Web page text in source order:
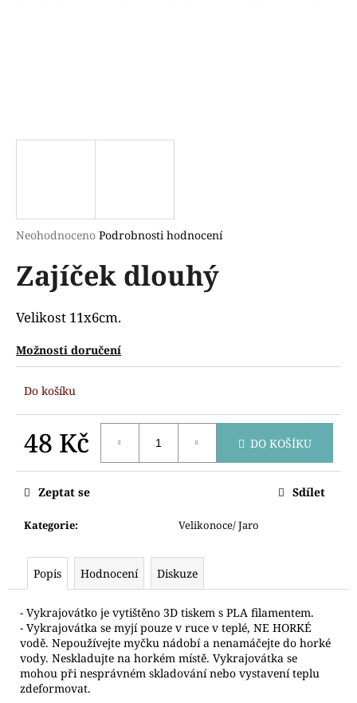
Průměrné
produktu
je
z
5
Neohodnoceno Podrobnosti hodnocení
Zajíček dlouhý
Velikost 11x6cm.
Možnosti doručení
Do košíku
48 Kč DO KOŠÍKU
Kategorie: Velikonoce/ Jaro
Zeptat se Sdílet
Popis Hodnocení Diskuze
- Vykrajovátko je vytištěno 3D tiskem s PLA filamentem.
- Vykrajovátka se myjí pouze v ruce v teplé, NE HORKÉ
vodě. Nepoužívejte myčku nádobí a nenamáčejte do horké
vody. Neskladujte na horkém místě. Vykrajovátka se
mohou při nesprávném skladování nebo vystavení teplu
zdeformovat.
o
p
o
r
u
č
e
m
e
VYKRAJOVÁTKO
HLAVA
Kč